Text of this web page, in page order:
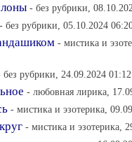
- без рубрики,
- без рубрики, 05.10.2024
- мистика и
без рубрики, 24.09.2024 01:12
- любовная лирика,
- мистика и эзотерика,
- мистика и эзотерика,